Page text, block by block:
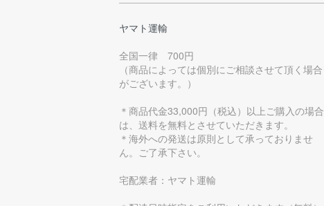
ヤマト運輸
全国一律 700円
（商品によっては個別にご相談させて頂く場合
がございます。）
＊商品代金33,000円（税込）以上ご購入の場合
は、送料を無料とさせていただきます。
＊海外への発送は原則として承っておりませ
ん。ご了承下さい。
宅配業者：ヤマト運輸